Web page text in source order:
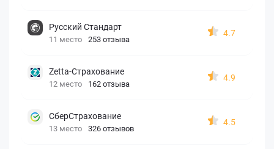
Русский Стандарт
11 место 253 отзыва
4.7
Zetta-Страхование
12 место 162 отзыва
4.9
СберСтрахование
13 место 326 отзывов
4.5